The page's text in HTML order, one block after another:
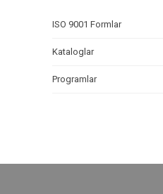
ISO 9001 Formlar
Kataloglar
Programlar